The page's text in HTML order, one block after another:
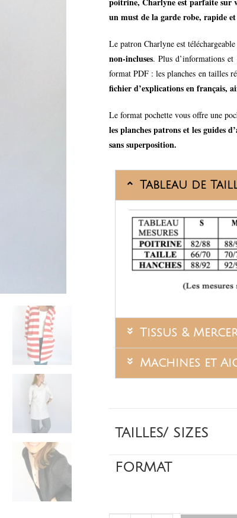
un must de la garde robe, rapide
Le patron Charlyne est
non-incluses. Plus d’informations et
format PDF : les planches en tailles
fichier d’explications en français,
Le format pochette vous offre une
les planches patrons et les guides
sans superposition.
Tableau de
Tissus &
Machines et
TAILLES/ SIZES
FORMAT